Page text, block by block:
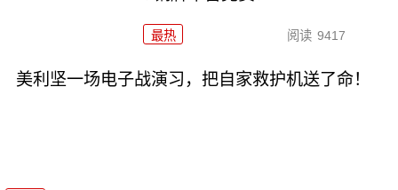
最热 阅读 9417
美利坚一场电子战演习，把自家救护机送了命！